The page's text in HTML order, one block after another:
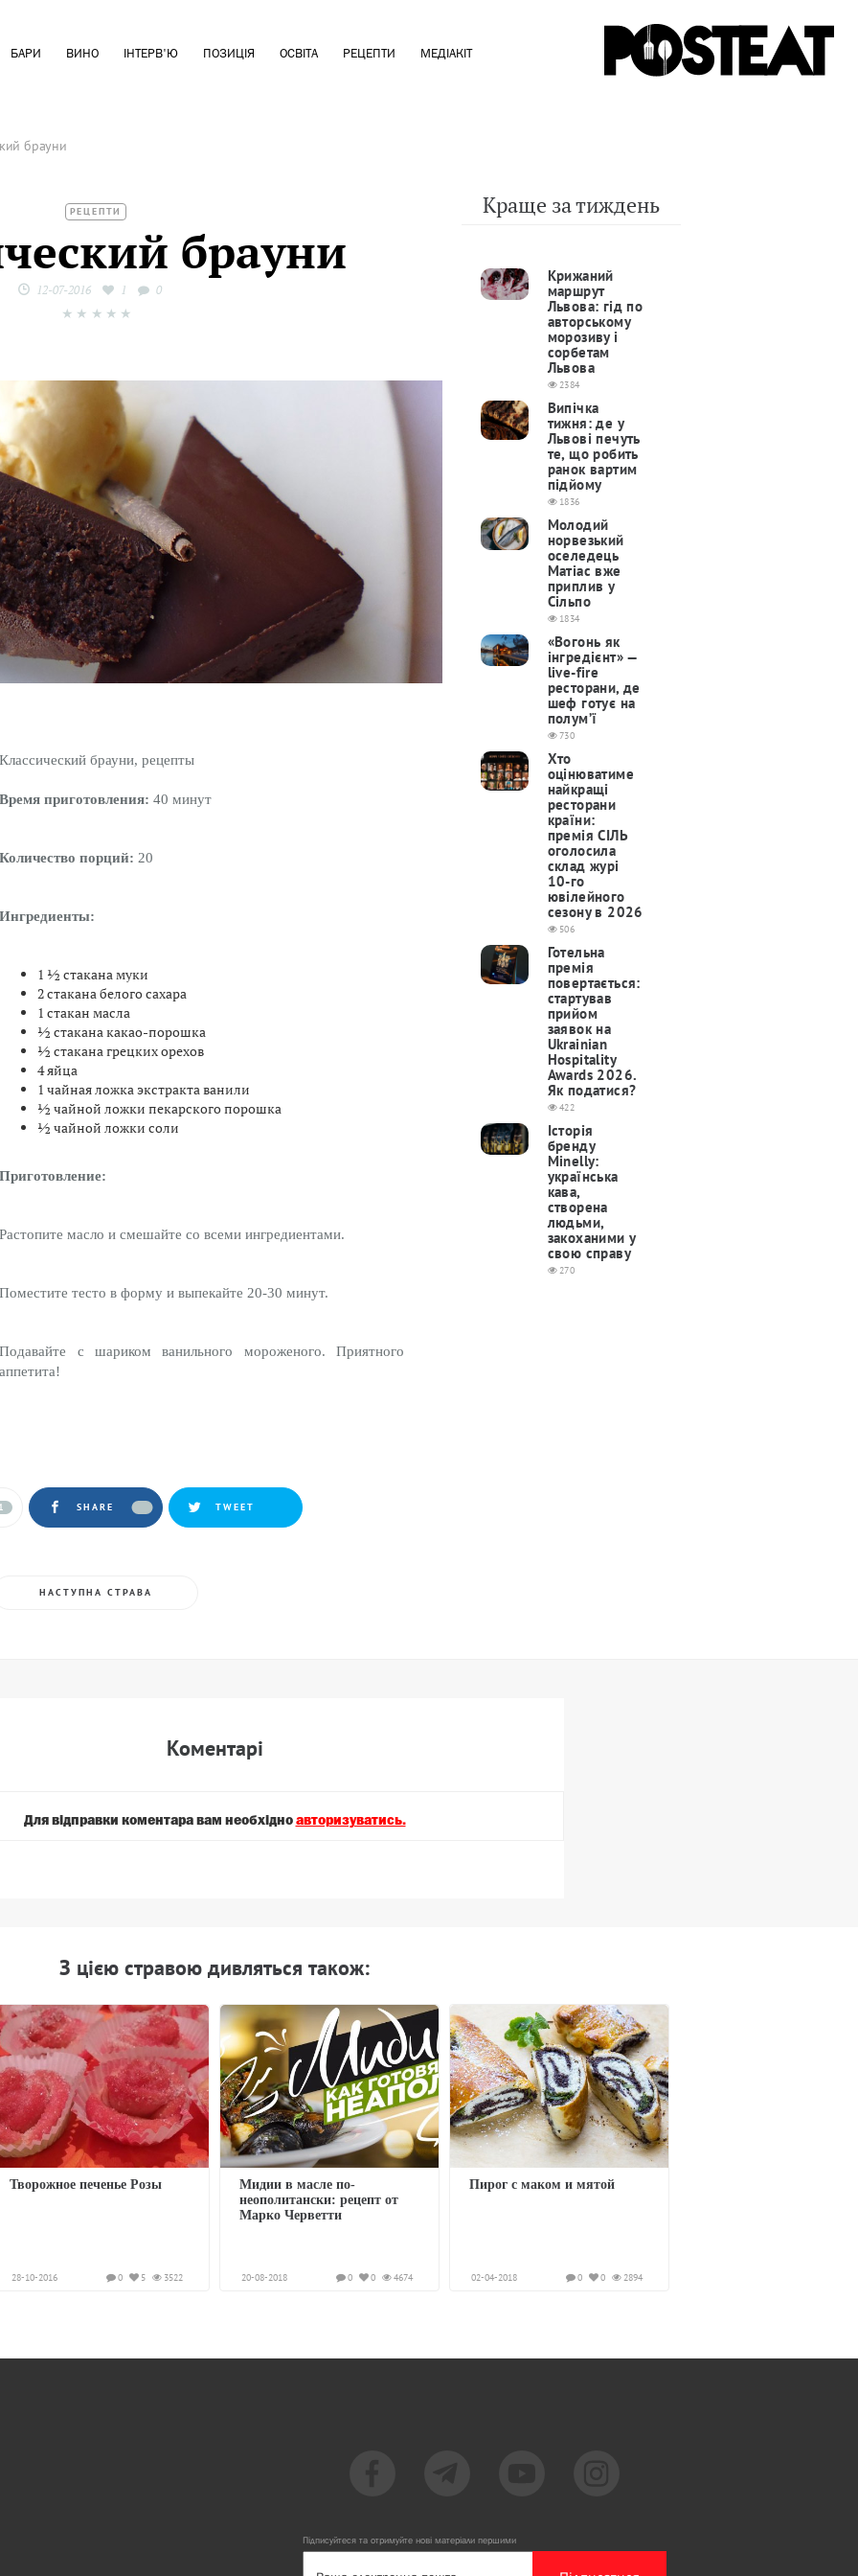
БАРИ ВИНО ІНТЕРВ'Ю ПОЗИЦІЯ ОСВІТА РЕЦЕПТИ МЕДІАКІТ
брауни
РЕЦЕПТИ
брауни
12-07-2016 1 0
★
★
★
★
★
Классический брауни, рецепты
Время приготовления: 40 минут
Количество порций: 20
Ингредиенты:
1 ½ стакана муки
2 стакана белого сахара
1 стакан масла
½ стакана какао-порошка
½ стакана грецких орехов
4 яйца
1 чайная ложка экстракта ванили
½ чайной ложки пекарского порошка
½ чайной ложки соли
Приготовление:
Растопите масло и смешайте со всеми ингредиентами.
Поместите тесто в форму и выпекайте 20-30 минут.
Подавайте с шариком ванильного мороженого. Приятного
аппетита!
SHARE TWEET
НАСТУПНА СТРАВА
Краще за тиждень
Крижаний
маршрут
Львова: гід по
авторському
морозиву і
сорбетам
Львова
2384
Випічка
тижня: де у
Львові печуть
те, що робить
ранок вартим
підйому
1836
Молодий
норвезький
оселедець
Матіас вже
приплив у
Сільпо
1834
«Вогонь як
інгредієнт» —
live-fire
ресторани, де
шеф готує на
полум’ї
730
Хто
оцінюватиме
найкращі
ресторани
країни:
премія СІЛЬ
оголосила
склад журі
10-го
ювілейного
сезону в 2026
506
Готельна
премія
повертається:
cтартував
прийом
заявок на
Ukrainian
Hospitality
Awards 2026.
Як податися?
422
Історія
бренду
Minelly:
українська
кава,
створена
людьми,
закоханими у
свою справу
270
Коментарi
Для вiдправки коментара вам необхiдно авторизуватись.
З цiєю стравою дивляться також:
Творожное печенье Розы
28-10-2016 3522
5
0
Мидии в масле по-
неополитански: рецепт от
Марко Черветти
20-08-2018 4674
0
0
Пирог с маком и мятой
02-04-2018 2894
0
0
Підписуйтеся та отримуйте нові матеріали першими